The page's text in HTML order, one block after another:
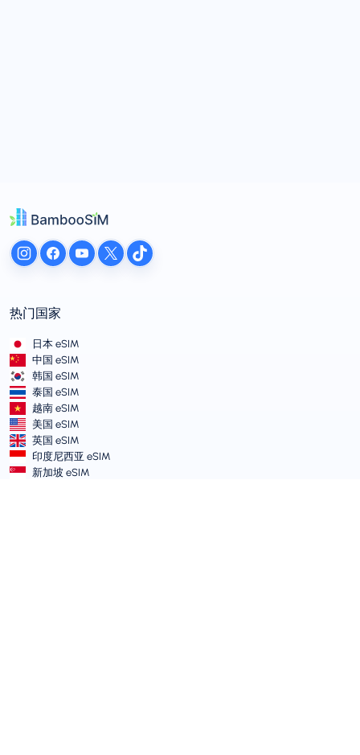
热门国家
日本 eSIM
中国 eSIM
韩国 eSIM
泰国 eSIM
越南 eSIM
美国 eSIM
英国 eSIM
印度尼西亚 eSIM
新加坡 eSIM